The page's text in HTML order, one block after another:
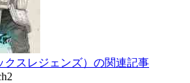
クスレジェンズ）の関連記事